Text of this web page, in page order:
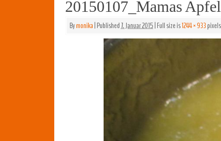
20150107_Mamas
Bymonika|Published7. Januar 2015|Full size is1244 × 933pixels